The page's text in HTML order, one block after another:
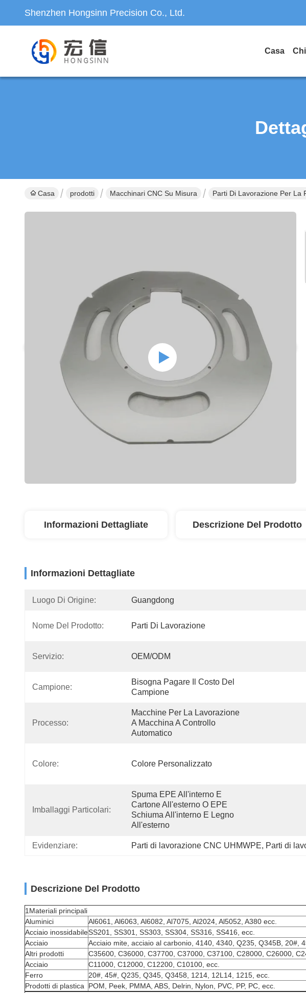
Shenzhen Hongsinn Precision Co., Ltd.
Casa
Casa prodotti Macchinari CNC Su Misura Parti Di Lavorazione Per La
Informazioni Dettagliate Descrizione Del Prodotto
Informazioni Dettagliate
Luogo Di Origine: Guangdong
Nome Del Prodotto: Parti Di Lavorazione
Servizio: OEM/ODM
Campione:
Bisogna Pagare Il Costo Del
Campione
Processo:
Macchine Per La Lavorazione
A Macchina A Controllo
Automatico
Colore: Colore Personalizzato
Imballaggi Particolari:
Spuma EPE All'interno E
Cartone All'esterno O EPE
Schiuma All'interno E Legno
All'esterno
Evidenziare: Parti di lavorazione CNC UHMWPE, Parti di
Descrizione Del Prodotto
1Materiali principali
Aluminici
Al6061, Al6063, Al6082, Al7075, Al2024, Al5052, A380 ecc.
Acciaio inossidabileSS201, SS301, SS303, SS304, SS316, SS416, ecc.
Acciaio
Acciaio mite, acciaio al carbonio, 4140, 4340, Q235, Q345B, 20#,
Altri prodotti
C35600, C36000, C37700, C37000, C37100, C28000, C26000,
Acciaio
C11000, C12000, C12200, C10100, ecc.
Ferro
20#, 45#, Q235, Q345, Q3458, 1214, 12L14, 1215, ecc.
Prodotti di plastica
POM, Peek, PMMA, ABS, Delrin, Nylon, PVC, PP, PC, ecc.